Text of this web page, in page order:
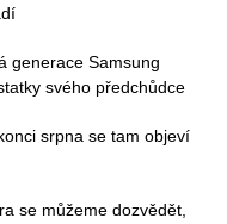
generace Samsung
svého předchůdce
srpna se tam objeví
se můžeme dozvědět,